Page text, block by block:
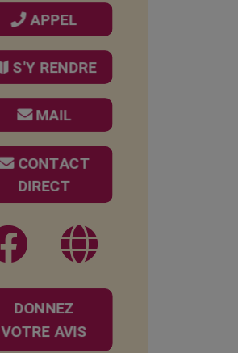
APPEL
S'Y RENDRE
MAIL
CONTACT
DIRECT
DONNEZ
VOTRE AVIS